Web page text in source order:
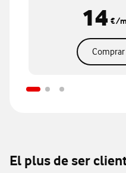
14 €/
El plus de ser